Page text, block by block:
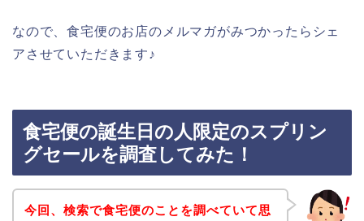
なので、食宅便のお店のメルマガがみつかったらシェ
アさせていただきます♪
食宅便の誕生日の人限定のスプリン
グセールを調査してみた！
今回、検索で食宅便のことを調べていて思